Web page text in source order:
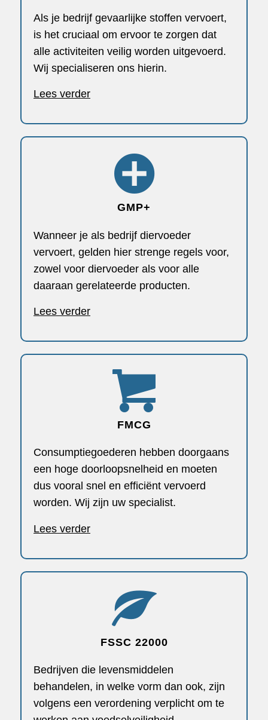
Als je bedrijf gevaarlijke stoffen vervoert,
is het cruciaal om ervoor te zorgen dat
alle activiteiten veilig worden uitgevoerd.
Wij specialiseren ons hierin.
Lees verder
GMP+
Wanneer je als bedrijf diervoeder
vervoert, gelden hier strenge regels voor,
zowel voor diervoeder als voor alle
daaraan gerelateerde producten.
Lees verder
FMCG
Consumptiegoederen hebben doorgaans
een hoge doorloopsnelheid en moeten
dus vooral snel en efficiënt vervoerd
worden. Wij zijn uw specialist.
Lees verder
FSSC 22000
Bedrijven die levensmiddelen
behandelen, in welke vorm dan ook, zijn
volgens een verordening verplicht om te